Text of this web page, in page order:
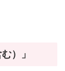
）」